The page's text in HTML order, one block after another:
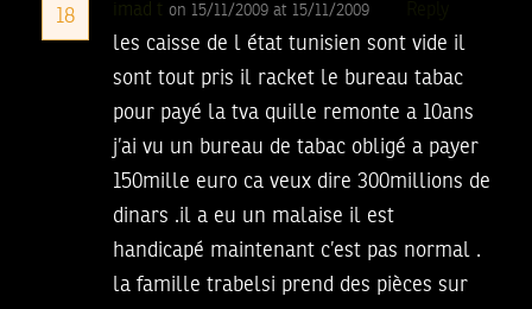
18 imad t on 15/11/2009 at 15/11/2009
les caisse de l état tunisien sont vide il
sont tout pris il racket le bureau tabac
pour payé la tva quille remonte a 10ans
j’ai vu un bureau de tabac obligé a payer
150mille euro ca veux dire 300millions de
dinars .il a eu un malaise il est
handicapé maintenant c’est pas normal .
la famille trabelsi prend des pièces sur